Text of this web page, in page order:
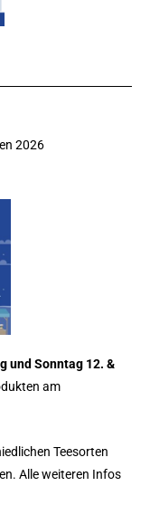
2026
und Sonntag 12. &
am
Teesorten
Alle weiteren Infos